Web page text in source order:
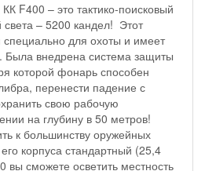
F400 – это тактико-поисковый
– 5200 кандел! Этот
для охоты и имеет
внедрена система защиты
которой фонарь способен
перенести падение с
свою рабочую
на глубину в 50 метров!
к большинству оружейных
корпуса стандартный (25,4
сможете осветить местность